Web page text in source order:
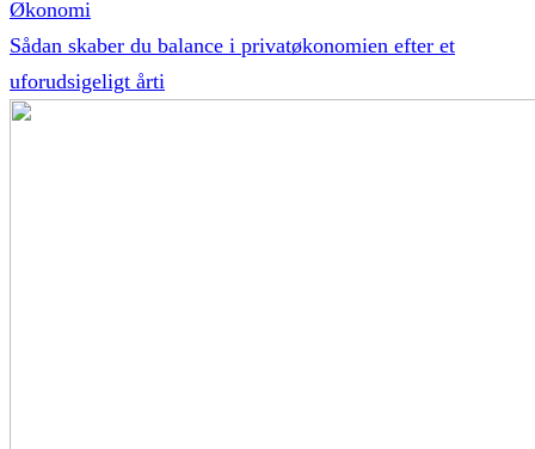
Økonomi
Sådan skaber du balance i privatøkonomien efter et
uforudsigeligt årti